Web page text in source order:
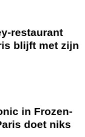
restaurant
blijft met zijn
in Frozen-
doet niks